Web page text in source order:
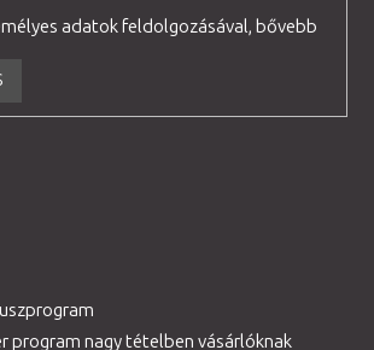
adatok feldolgozásával, bővebb
program nagy tételben vásárlóknak